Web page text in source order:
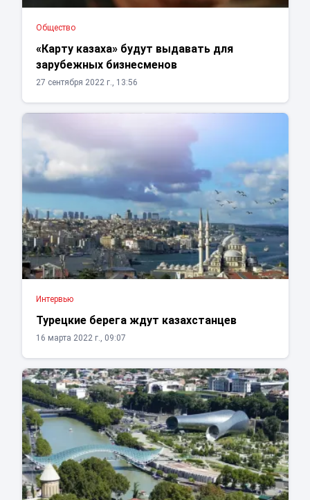
Общество
«Карту казаха» будут выдавать для
зарубежных бизнесменов
27 сентября 2022 г., 13:56
Интервью
Турецкие берега ждут казахстанцев
16 марта 2022 г., 09:07